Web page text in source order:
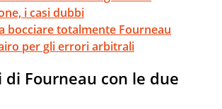
i casi dubbi
bocciare totalmente Fourneau
per gli errori arbitrali
Fourneau con le due